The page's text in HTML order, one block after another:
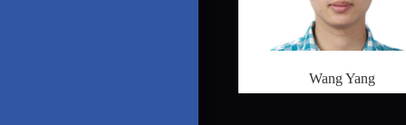
Wang Yang